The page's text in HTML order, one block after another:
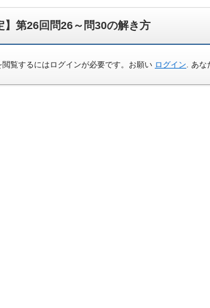
】第26回問26～問30の解き方
閲覧するにはログインが必要です。お願い ログイン. あな